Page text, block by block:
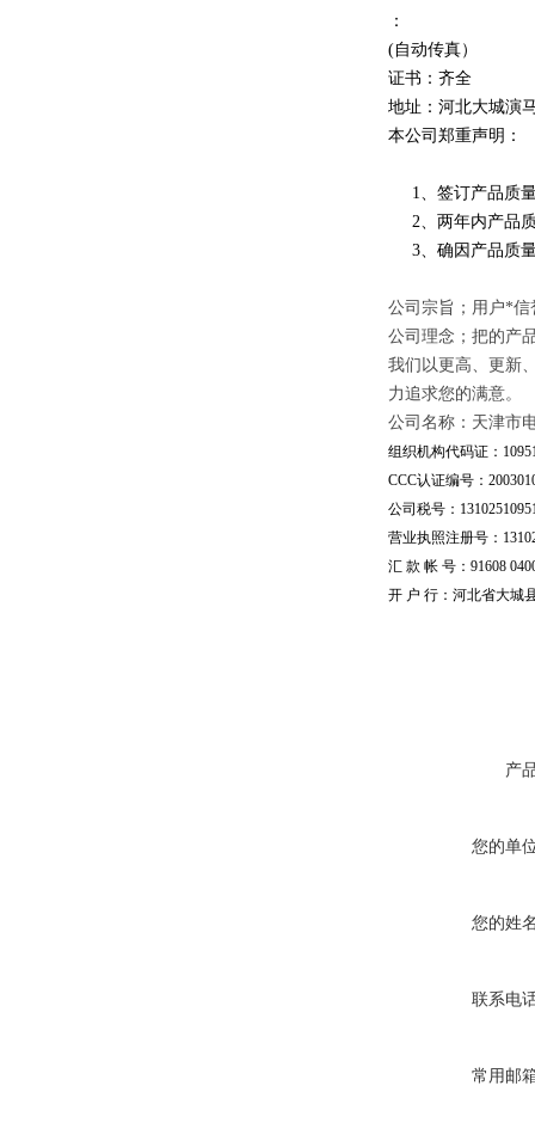
：
(自动传真）
证书：齐全
地址：河北大城演
本公司郑重声明：
1、签订产品质量
2、两年内产品质
3、确因产品质量
公司宗旨；用户*
公司理念；把的产
我们以更高、更新
力追求您的满意。
公司名称：天津市
组织机构代码证：
CCC认证编号：
公司税号：
营业执照注册号：
汇 款 帐 号：91608
开 户 行：河北省大城
产
您的单
您的姓
联系电
常用邮